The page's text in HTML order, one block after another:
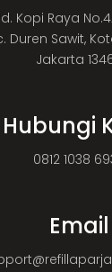
Kopi Raya
Duren Sawit,
Jakarta
Hubungi
0812 1038
Email